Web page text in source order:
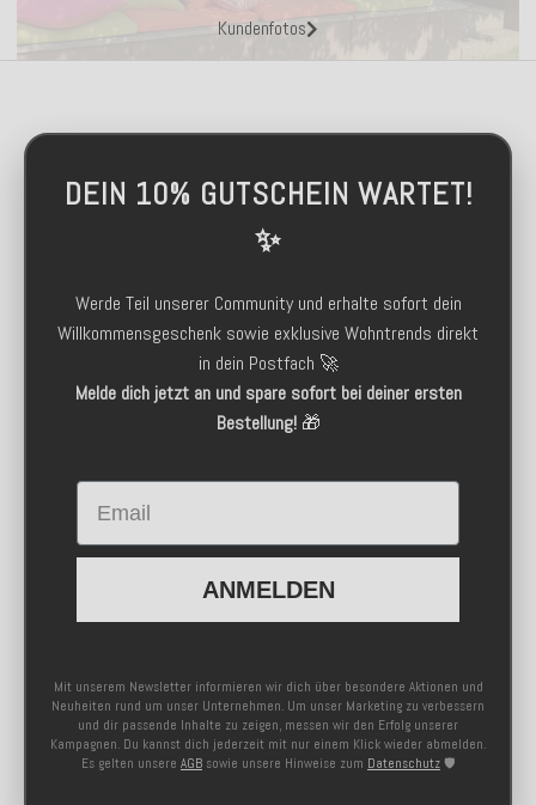
Kundenfotos
DEIN 10% GUTSCHEIN WARTET!
✨
Werde Teil unserer Community und erhalte sofort dein
Willkommensgeschenk sowie exklusive Wohntrends direkt
in dein Postfach 🚀
Melde dich jetzt an und spare sofort bei deiner ersten
Bestellung!🎁
Email
ANMELDEN
Mit unserem Newsletter informieren wir dich über besondere Aktionen und
Neuheiten rund um unser Unternehmen. Um unser Marketing zu verbessern
und dir passende Inhalte zu zeigen, messen wir den Erfolg unserer
Kampagnen. Du kannst dich jederzeit mit nur einem Klick wieder abmelden.
Es gelten unsere AGB sowie unsere Hinweise zum Datenschutz 🛡️